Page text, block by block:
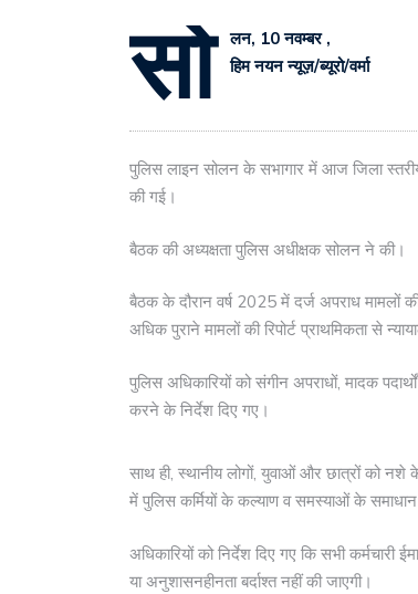
सो
लन, 10 नवम्बर ,
हिम नयन न्यूज़/ब्यूरो/वर्मा
पुलिस लाइन सोलन के सभागार में आज जिला
की गई।
बैठक की अध्यक्षता पुलिस अधीक्षक सोलन ने की।
बैठक के दौरान वर्ष 2025 में दर्ज अपराध मामलों
अधिक पुराने मामलों की रिपोर्ट प्राथमिकता से
पुलिस अधिकारियों को संगीन अपराधों, मादक
करने के निर्देश दिए गए।
साथ ही, स्थानीय लोगों, युवाओं और छात्रों को
में पुलिस कर्मियों के कल्याण व समस्याओं के समाधान
अधिकारियों को निर्देश दिए गए कि सभी कर्मचारी
या अनुशासनहीनता बर्दाश्त नहीं की जाएगी।